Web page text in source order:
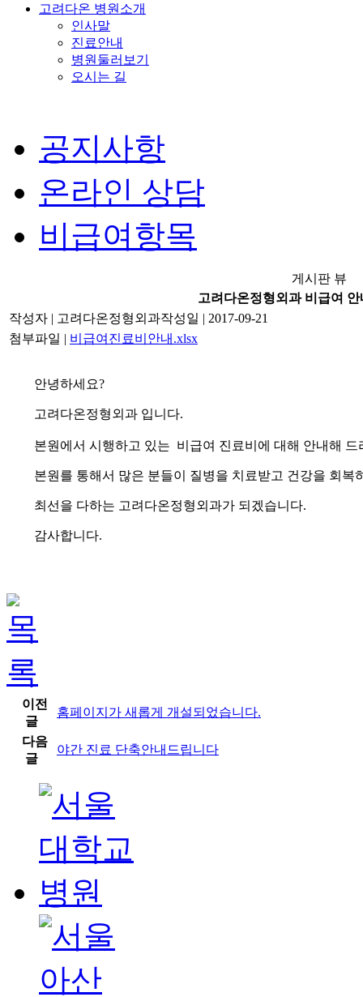
고려다온 병원소개
인사말
진료안내
병원둘러보기
오시는 길
공지사항
온라인 상담
비급여항목
게시판 뷰
고려다온정형외과 비급여
작성자 | 고려다온정형외과작성일 | 2017-09-21
첨부파일 | 비급여진료비안내.xlsx
안녕하세요?
고려다온정형외과 입니다.
본원에서 시행하고 있는 비급여 진료비에 대해 안내해 드
본원를 통해서 많은 분들이 질병을 치료받고 건강을 회
최선을 다하는 고려다온정형외과가 되겠습니다.
감사합니다.
이전
글
홈페이지가 새롭게 개설되었습니다.
다음
글
야간 진료 단축안내드립니다